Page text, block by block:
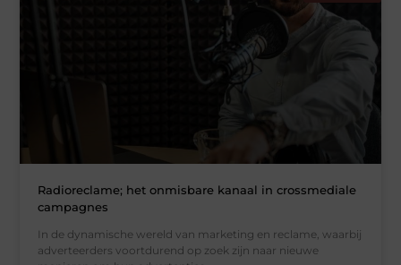
Radioreclame; het onmisbare kanaal in crossmediale
campagnes
In de dynamische wereld van marketing en reclame, waarbij
adverteerders voortdurend op zoek zijn naar nieuwe